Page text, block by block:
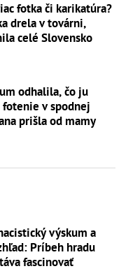
fotka či karikatúra?
drela v továrni,
celé Slovensko
odhalila, čo ju
v spodnej
prišla od mamy
výskum a
Príbeh hradu
fascinovať